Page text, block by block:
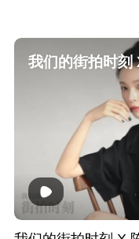
我们的街拍时刻